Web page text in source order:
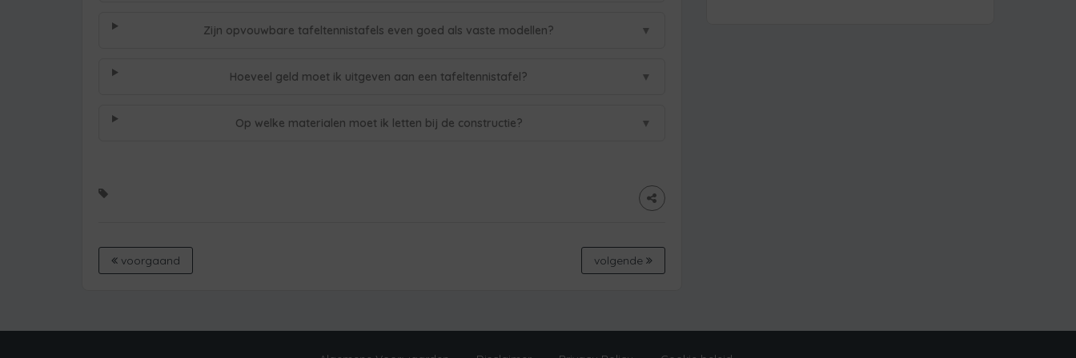
Zijn opvouwbare tafeltennistafels even goed als vaste modellen? ▼
Hoeveel geld moet ik uitgeven aan een tafeltennistafel? ▼
Op welke materialen moet ik letten bij de constructie? ▼
voorgaand volgende